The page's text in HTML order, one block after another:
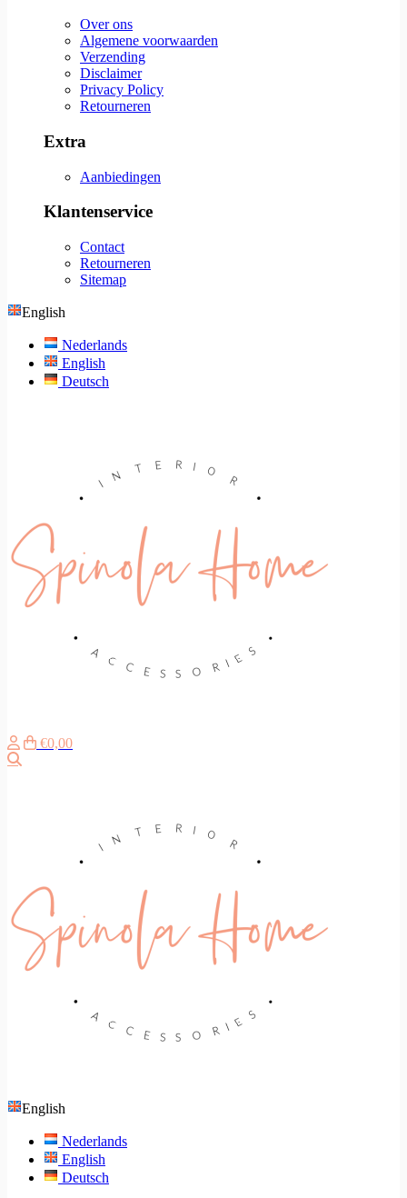
Over ons
Algemene voorwaarden
Verzending
Disclaimer
Privacy Policy
Retourneren
Extra
Aanbiedingen
Klantenservice
Contact
Retourneren
Sitemap
English
Nederlands
English
Deutsch
€0,00
English
Nederlands
English
Deutsch